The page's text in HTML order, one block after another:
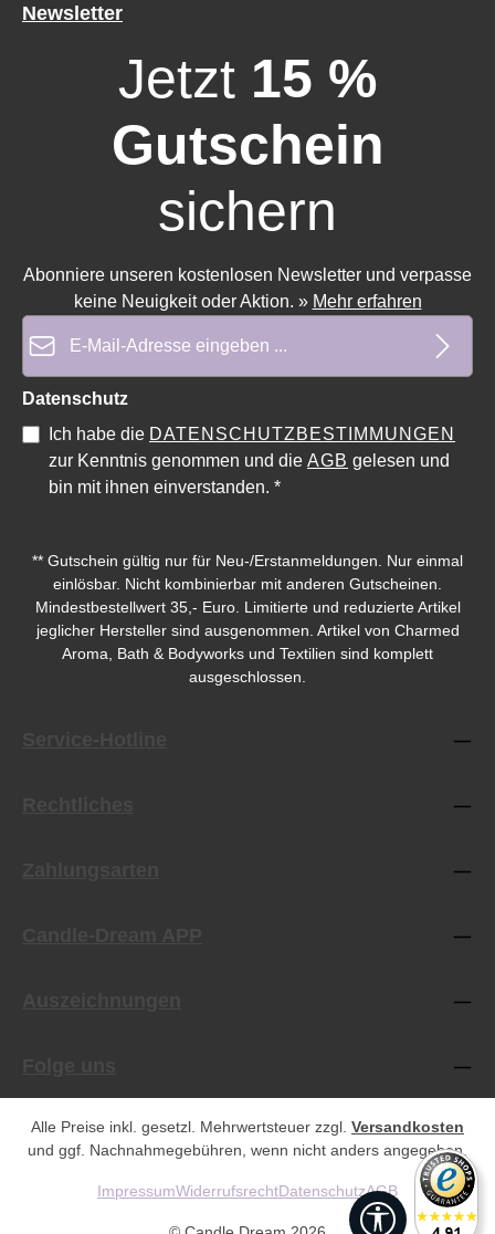
Durchschnittliche Bewertung von 0 von 5 SternenDurchschnittliche
Newsletter
Jetzt 15 %
Gutschein
sichern
Abonniere unseren kostenlosen Newsletter und verpasse
keine Neuigkeit oder Aktion. » Mehr erfahren
Datenschutz
Ich habe die DATENSCHUTZBESTIMMUNGEN
zur Kenntnis genommen und die AGB gelesen und
bin mit ihnen einverstanden. *
** Gutschein gültig nur für Neu-/Erstanmeldungen. Nur einmal
einlösbar. Nicht kombinierbar mit anderen Gutscheinen.
Mindestbestellwert 35,- Euro. Limitierte und reduzierte Artikel
jeglicher Hersteller sind ausgenommen. Artikel von Charmed
Aroma, Bath & Bodyworks und Textilien sind komplett
ausgeschlossen.
Alle Preise inkl. gesetzl. Mehrwertsteuer zzgl. Versandkosten
und ggf. Nachnahmegebühren, wenn nicht anders angegeben.
ImpressumWiderrufsrechtDatenschutzAGB